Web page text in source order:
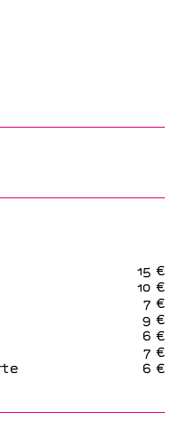
15 €
10 €
7 €
9 €
6 €
7 €
6 €